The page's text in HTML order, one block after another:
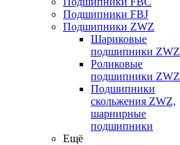
Подшипники FBJ
Подшипники ZWZ
Шариковые
подшипники ZWZ
Роликовые
подшипники ZWZ
Подшипники
скольжения ZWZ,
шарнирные
подшипники
Ещё